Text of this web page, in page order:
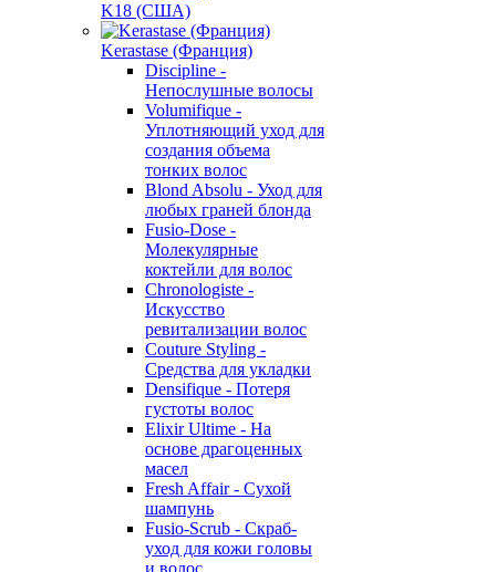
K18 (США)
Kerastase (Франция)
Discipline -
Непослушные волосы
Volumifique -
Уплотняющий уход для
создания объема
тонких волос
Blond Absolu - Уход для
любых граней блонда
Fusio-Dose -
Молекулярные
коктейли для волос
Chronologiste -
Искусство
ревитализации волос
Couture Styling -
Средства для укладки
Densifique - Потеря
густоты волос
Elixir Ultime - На
основе драгоценных
масел
Fresh Affair - Сухой
шампунь
Fusio-Scrub - Скраб-
уход для кожи головы
и волос